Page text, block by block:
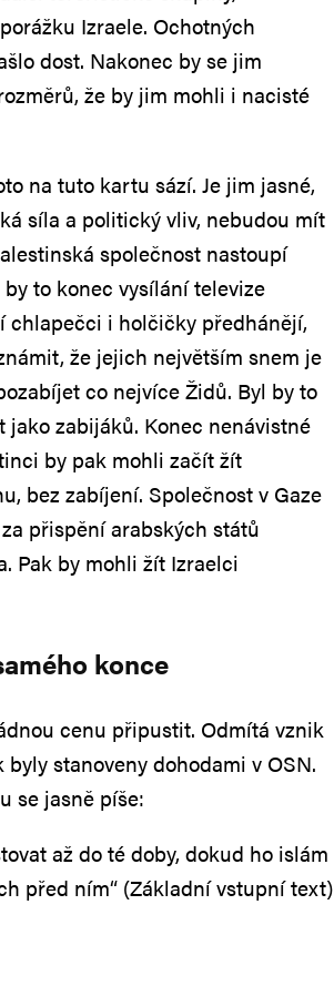
Izraele. Ochotných
dost. Nakonec by se jim
že by jim mohli i nacisté
na tuto kartu sází. Je jim jasné,
síla a politický vliv, nebudou mít
společnost nastoupí
to konec vysílání televize
chlapečci i holčičky předhánějí,
že jejich největším snem je
co nejvíce Židů. Byl by to
zabijáků. Konec nenávistné
by pak mohli začít žít
bez zabíjení. Společnost v Gaze
přispění arabských států
Pak by mohli žít Izraelci
konce
cenu připustit. Odmítá vznik
stanoveny dohodami v OSN.
se jasně píše:
až do té doby, dokud ho islám
před ním“ (Základní vstupní text)